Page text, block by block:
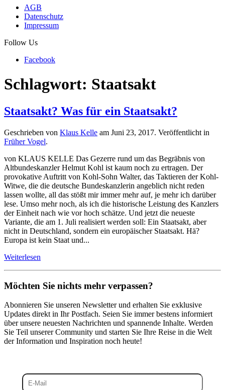
AGB
Datenschutz
Impressum
Follow Us
Facebook
Schlagwort: Staatsakt
Staatsakt? Was für ein Staatsakt?
Geschrieben von Klaus Kelle am Juni 23, 2017. Veröffentlicht in
Früher Vogel.
von KLAUS KELLE Das Gezerre rund um das Begräbnis von
Altbundeskanzler Helmut Kohl ist kaum noch zu ertragen. Der
provokative Auftritt von Kohl-Sohn Walter, das Taktieren der Kohl-
Witwe, die die deutsche Bundeskanzlerin angeblich nicht reden
lassen wollte, all das stößt mir immer mehr auf, je mehr ich darüber
lese. Umso mehr noch, als ich die historische Leistung des Kanzlers
der Einheit nach wie vor hoch schätze. Und jetzt die neueste
Variante, die am 1. Juli realisiert werden soll: Ein Staatsakt, aber
nicht in Deutschland, sondern ein europäischer Staatsakt. Hä?
Europa ist kein Staat und...
Weiterlesen
Möchten Sie nichts mehr verpassen?
Abonnieren Sie unseren Newsletter und erhalten Sie exklusive
Updates direkt in Ihr Postfach. Seien Sie immer bestens informiert
über unsere neuesten Nachrichten und spannende Inhalte. Werden
Sie Teil unserer Community und starten Sie Ihre Reise in die Welt
der Information und Inspiration noch heute!